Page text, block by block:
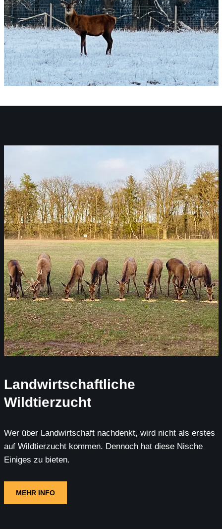
Landwirtschaftliche
Wildtierzucht
Wer über Landwirtschaft nachdenkt, wird nicht als erstes
auf Wildtierzucht kommen. Dennoch hat diese Nische
Einiges zu bieten.
MEHR INFO